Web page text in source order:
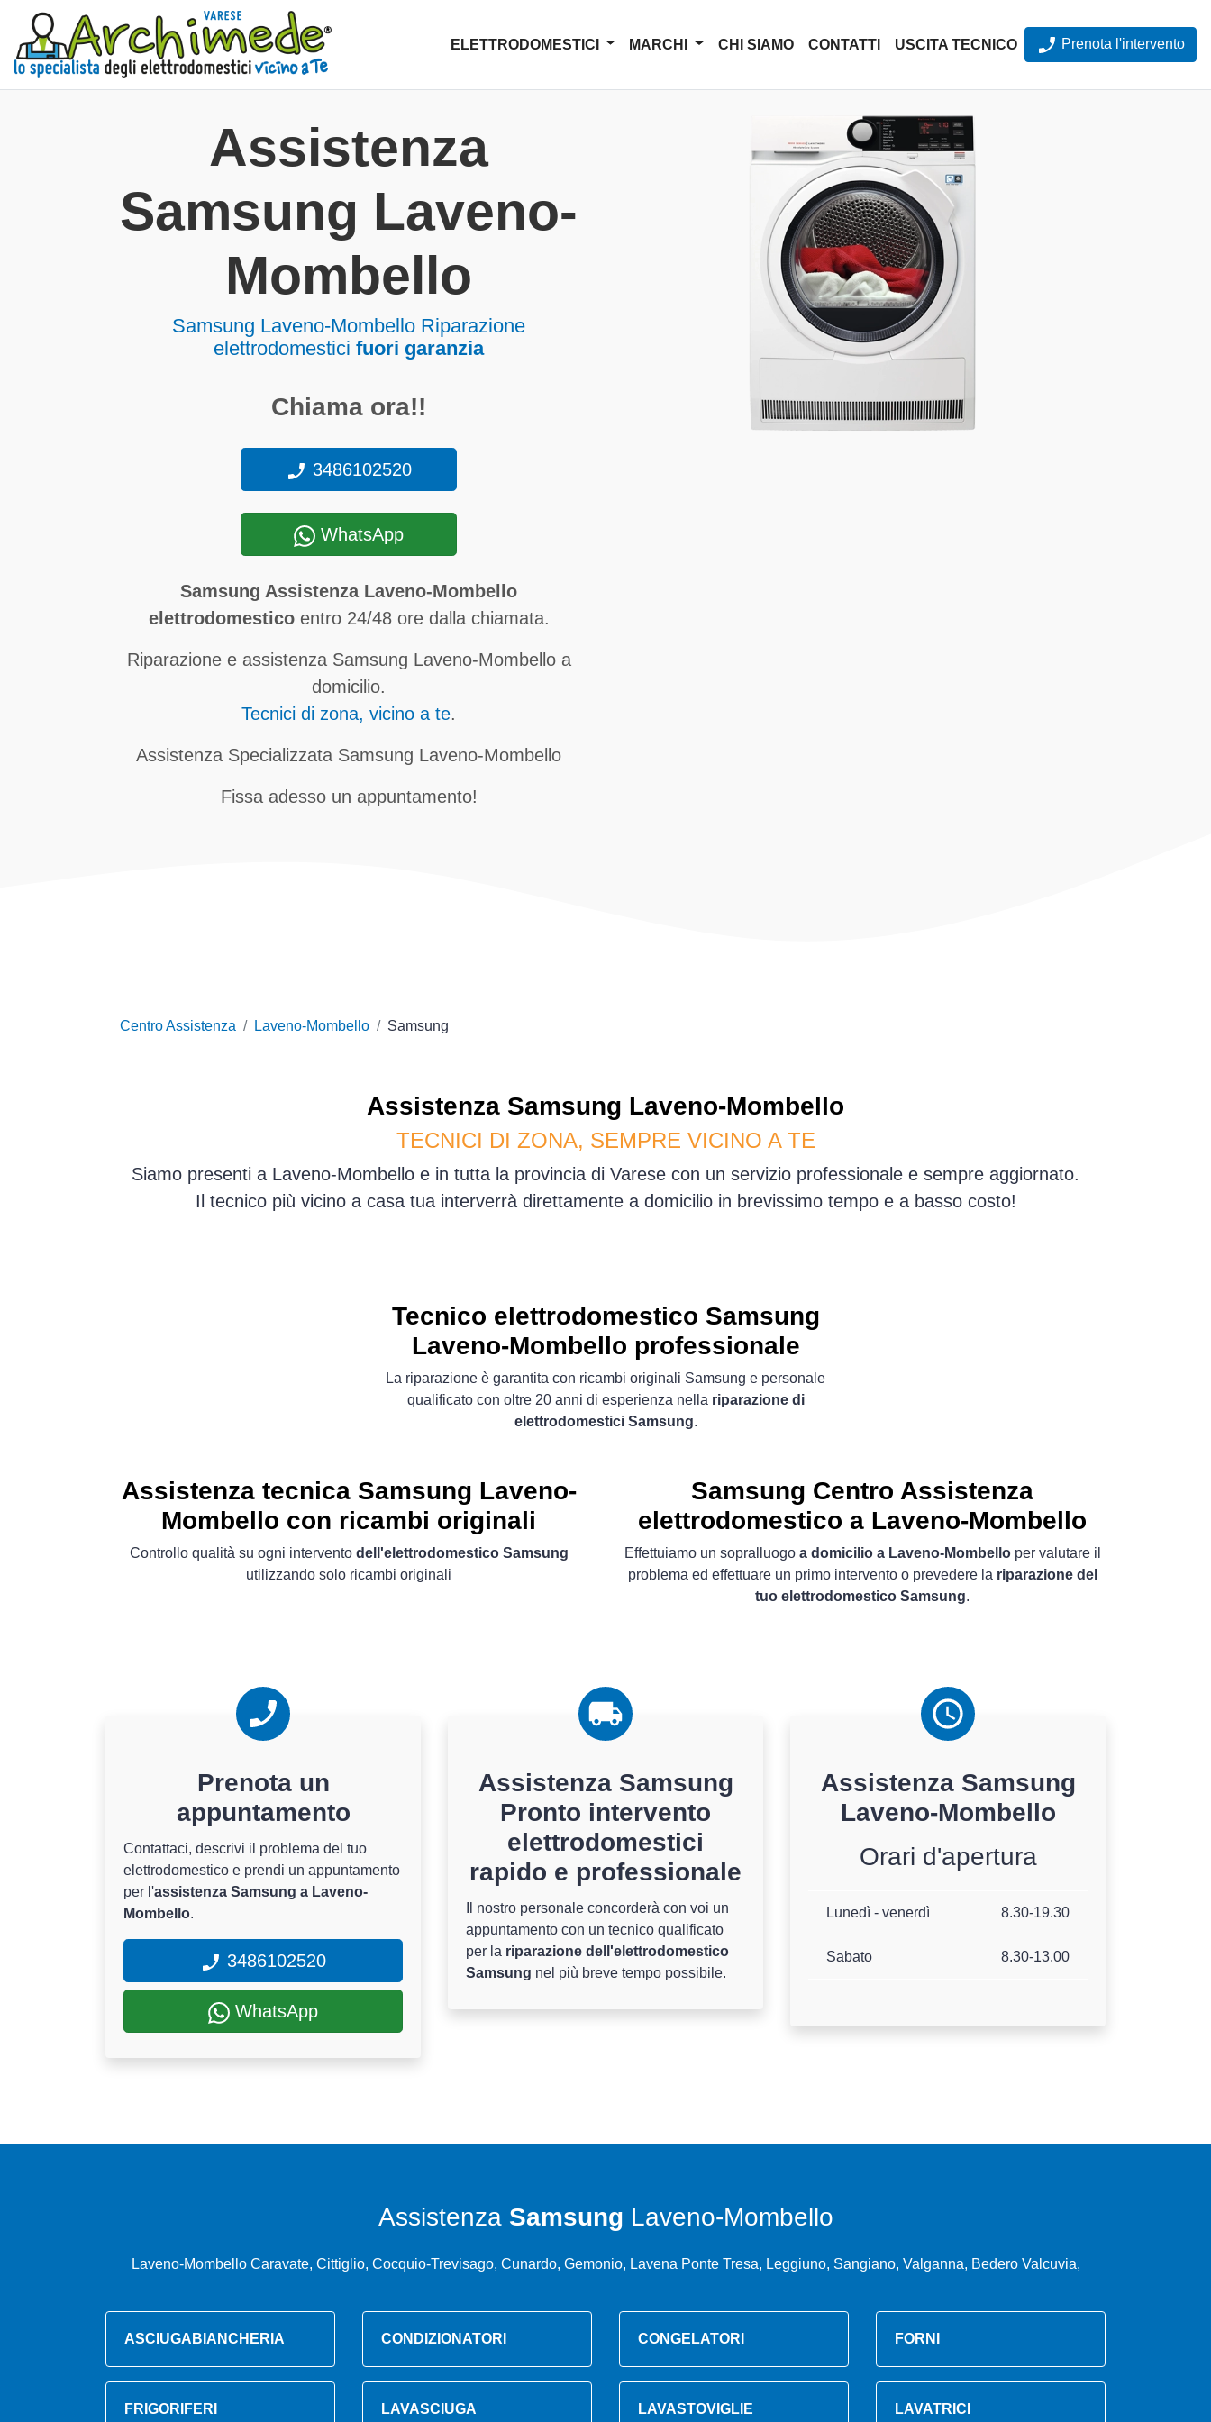
ELETTRODOMESTICI MARCHI CHI SIAMO CONTATTI USCITA TECNICO Prenota l'intervento
Assistenza
Samsung Laveno-
Mombello
Samsung Laveno-Mombello Riparazione
elettrodomestici fuori garanzia
Chiama ora!!
3486102520
WhatsApp
Samsung Assistenza Laveno-Mombello
elettrodomesticoentro 24/48 ore dalla chiamata.
Riparazione e assistenza Samsung Laveno-Mombello a
domicilio.
Tecnici di zona, vicino a te.
Assistenza Specializzata Samsung Laveno-Mombello
Fissa adesso un appuntamento!
Centro Assistenza Laveno-Mombello Samsung
Assistenza Samsung Laveno-Mombello
TECNICI DI ZONA, SEMPRE VICINO A TE
Siamo presenti a Laveno-Mombello e in tutta la provincia di Varese con un servizio professionale e sempre aggiornato.
Il tecnico più vicino a casa tua interverrà direttamente a domicilio in brevissimo tempo e a basso costo!
Tecnico elettrodomestico Samsung
Laveno-Mombello professionale
La riparazione è garantita con ricambi originali Samsung e personale
qualificato con oltre 20 anni di esperienza nella riparazione di
elettrodomestici Samsung.
Assistenza tecnica Samsung Laveno-
Mombello con ricambi originali
Controllo qualità su ogni intervento dell'elettrodomestico Samsung
utilizzando solo ricambi originali
Samsung Centro Assistenza
elettrodomestico a Laveno-Mombello
Effettuiamo un sopralluogo a domicilio a Laveno-Mombelloper valutare il
problema ed effettuare un primo intervento o prevedere la riparazione del
tuo elettrodomestico Samsung.
Prenota un
appuntamento
Contattaci, descrivi il problema del tuo
elettrodomestico e prendi un appuntamento
per l'assistenza Samsung a Laveno-
Mombello.
3486102520
WhatsApp
Assistenza Samsung
Pronto intervento
elettrodomestici
rapido e professionale
Il nostro personale concorderà con voi un
appuntamento con un tecnico qualificato
per la riparazione dell'elettrodomestico
Samsung nel più breve tempo possibile.
Assistenza Samsung
Laveno-Mombello
Orari d'apertura
Lunedì - venerdì 8.30-19.30
Sabato 8.30-13.00
Assistenza Samsung Laveno-Mombello
Laveno-Mombello Caravate, Cittiglio, Cocquio-Trevisago, Cunardo, Gemonio, Lavena Ponte Tresa, Leggiuno, Sangiano, Valganna, Bedero Valcuvia,
ASCIUGABIANCHERIA CONDIZIONATORI CONGELATORI FORNI
FRIGORIFERI LAVASCIUGA LAVASTOVIGLIE LAVATRICI